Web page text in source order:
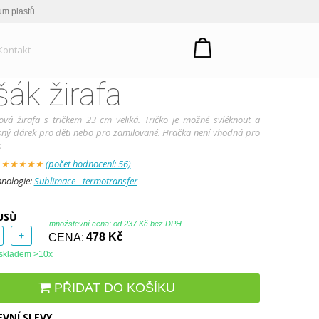
plastů
žirafa
žirafa s tričkem 23 cm veliká. Tričko je možné svléknout a
dárek pro děti nebo pro zamilované. Hračka není vhodná pro
★★★★★(počet hodnocení: 56)
Sublimace - termotransfer
množstevní cena: od237 Kč bez DPH
+ CENA: 478 Kč
>10x
PŘIDAT DO KOŠÍKU